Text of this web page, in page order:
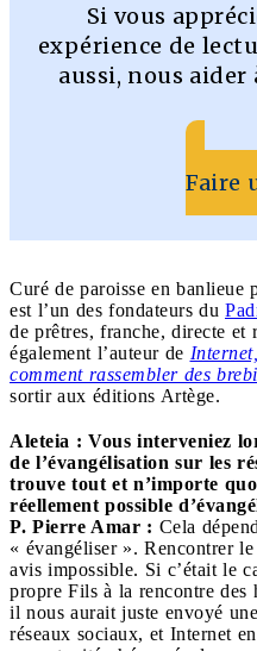
Si vous
expérience de
aussi, nous aider
Faire
Curé de paroisse en banlieue
est l’un des fondateurs du
de prêtres, franche, directe et
également l’auteur de
comment rassembler des
sortir aux éditions Artège.
Aleteia : Vous interveniez
de l’évangélisation sur les
trouve tout et n’importe
réellement possible
P. Pierre Amar : Cela
« évangéliser ». Rencontrer
avis impossible. Si c’était le
propre Fils à la rencontre des
il nous aurait juste envoyé
réseaux sociaux, et Internet